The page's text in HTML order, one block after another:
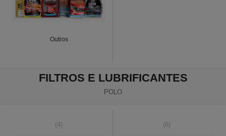
Outros
FILTROS E LUBRIFICANTES
POLO
(4) (6)